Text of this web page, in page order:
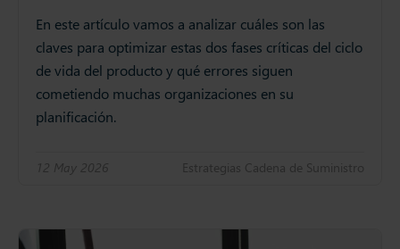
En este artículo vamos a analizar cuáles son las
claves para optimizar estas dos fases críticas del ciclo
de vida del producto y qué errores siguen
cometiendo muchas organizaciones en su
planificación.
12 May 2026 Estrategias Cadena de Suministro